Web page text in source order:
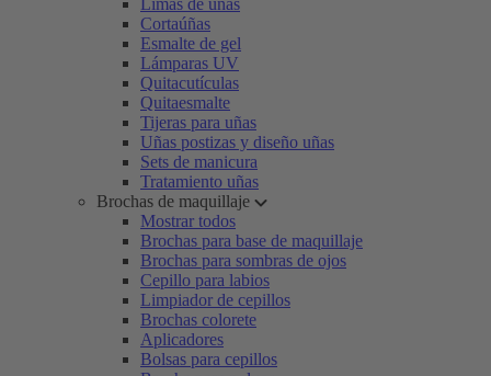
Limas de uñas
Cortaúñas
Esmalte de gel
Lámparas UV
Quitacutículas
Quitaesmalte
Tijeras para uñas
Uñas postizas y diseño uñas
Sets de manicura
Tratamiento uñas
Brochas de maquillaje
Mostrar todos
Brochas para base de maquillaje
Brochas para sombras de ojos
Cepillo para labios
Limpiador de cepillos
Brochas colorete
Aplicadores
Bolsas para cepillos